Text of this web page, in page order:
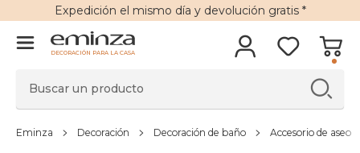
Expedición el mismo día y devolución gratis*
DECORACIÓN PARA LA CASA
Eminza Decoración Decoración de baño Accesorio de aseo